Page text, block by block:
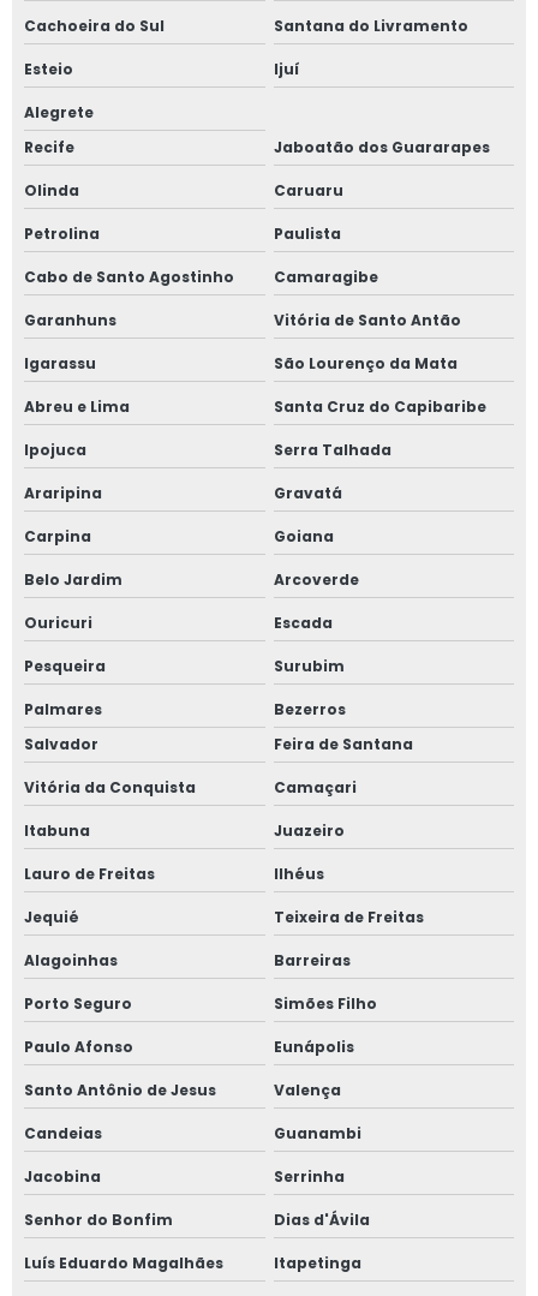
Cachoeira do Sul Santana do Livramento
Esteio Ijuí
Alegrete
Recife
Jaboatão dos Guararapes
Olinda Caruaru
Petrolina Paulista
Cabo de Santo Agostinho Camaragibe
Garanhuns Vitória de Santo Antão
Igarassu São Lourenço da Mata
Abreu e Lima Santa Cruz do Capibaribe
Ipojuca Serra Talhada
Araripina Gravatá
Carpina Goiana
Belo Jardim Arcoverde
Ouricuri Escada
Pesqueira Surubim
Palmares
Bezerros
Salvador
Feira de Santana
Vitória da Conquista Camaçari
Itabuna Juazeiro
Lauro de Freitas Ilhéus
Jequié Teixeira de Freitas
Alagoinhas Barreiras
Porto Seguro Simões Filho
Paulo Afonso Eunápolis
Santo Antônio de Jesus Valença
Candeias Guanambi
Jacobina Serrinha
Senhor do Bonfim Dias d'Ávila
Luís Eduardo Magalhães Itapetinga